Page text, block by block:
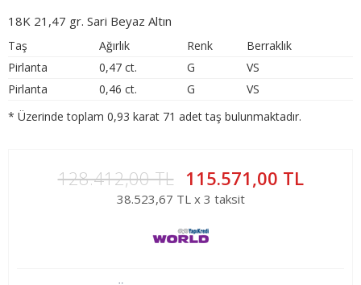
18K 21,47 gr. Sari Beyaz Altın
Taş Ağırlık Renk
Berraklık
Pirlanta
0,47 ct. G
VS
Pirlanta
0,46 ct. G
VS
* Üzerinde toplam 0,93 karat 71 adet taş bulunmaktadır.
128.412,00 TL 115.571,00 TL
38.523,67 TL x 3 taksit